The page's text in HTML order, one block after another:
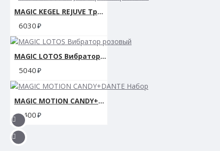
MAGIC KEGEL REJUVE Тренажер Кегеля
6030
MAGIC LOTOS Вибратор розовый
5040
MAGIC MOTION CANDY+DANTE Набор
5400